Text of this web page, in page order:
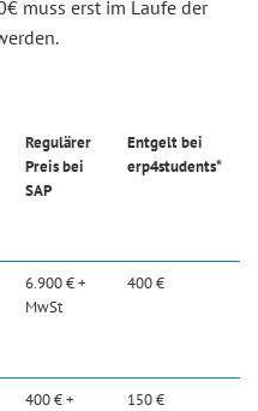
muss erst im Laufe der
Regulärer
Preis bei
SAP
Entgelt bei
erp4students*
6.900 € +
MwSt
400 €
400 € +
150 €